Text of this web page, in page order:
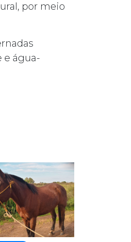
por meio
e água-